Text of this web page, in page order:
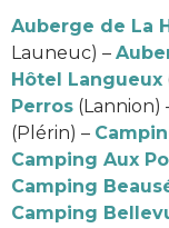
Auberge de La
Launeuc) –
Hôtel Langueux
Perros (Lannion)
(Plérin) –
Camping Aux
Camping
Camping